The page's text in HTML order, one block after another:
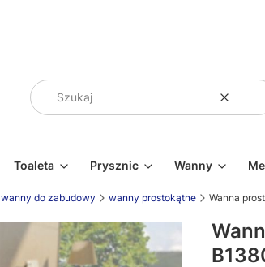
Wyczyść
Toaleta Prysznic Wanny
wanny do zabudowy wanny prostokątne Wanna